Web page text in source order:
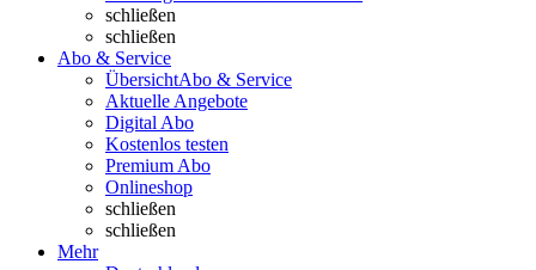
schließen
schließen
Abo & Service
ÜbersichtAbo & Service
Aktuelle Angebote
Digital Abo
Kostenlos testen
Premium Abo
Onlineshop
schließen
schließen
Mehr